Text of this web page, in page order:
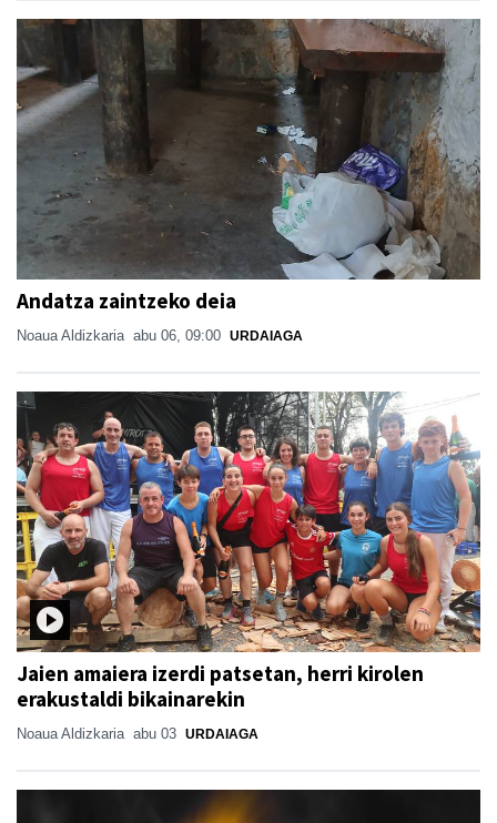
Andatza zaintzeko deia
Noaua Aldizkaria abu 06, 09:00 URDAIAGA
Jaien amaiera izerdi patsetan, herri kirolen
erakustaldi bikainarekin
Noaua Aldizkaria abu 03 URDAIAGA